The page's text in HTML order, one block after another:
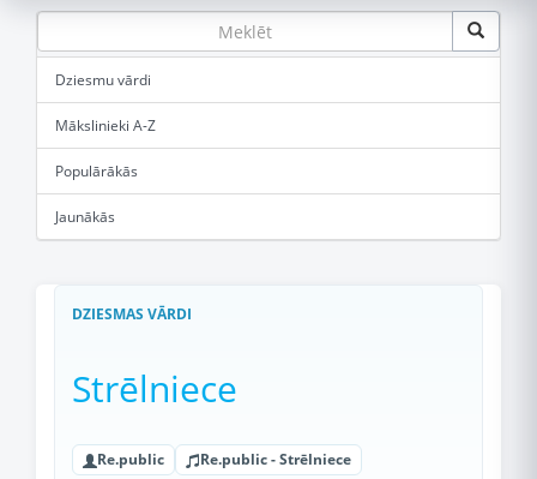
Dziesmu vārdi
Mākslinieki A-Z
Populārākās
Jaunākās
DZIESMAS VĀRDI
Strēlniece
Re.public Re.public - Strēlniece